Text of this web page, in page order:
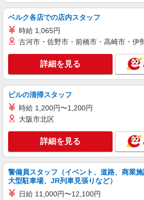
制手当／住宅手当（実家
途支給）※試用期間明け
当の種類はエリアにより
ン実施中！／※詳細は備
正社員
Stola.（ストラ） 西銀座店
未経験歓迎のアパレル
未経験：月給243,800
（店長候補）：月給
270,000円〜 ★固定残業
含む） ※経験・能力考慮 ※固定残業時間は1ヶ月
あたり20時間、超過時
3万円まで交通費支給 ※
同条件 【手当】固定残業手当／資格手当／店舗職
制手当／住宅手当（実家
途支給）※試用期間明け
当の種類はエリアにより
時にお尋ねください。 ＼入社３大特典キャンペー
ン実施中！／※詳細は備
≪西銀座店≫ 東京都
■東京メトロ各線「銀座
キープ
DIESEL GINZA
ショップスタッフ（未
月給215,000円〜
る） ※試用期間3ヶ月（条件は
月給245,000円 別途、
験2年、アパレル経験あり)
DIESEL GINZA （東
ンザ・グラッセ） 【受動喫煙防止対策】 屋内原則
ベルク各店での店内スタッフ
時給 1,065円
古河市・佐野市・前橋市・高崎市・伊
詳細を見る
ビルの清掃スタッフ
時給 1,200円〜1,200円
大阪市北区
詳細を見る
警備員スタッフ（イベント、道路、商業施
大型駐車場、JR列車見張りなど）
日給 11,000円〜12,100円